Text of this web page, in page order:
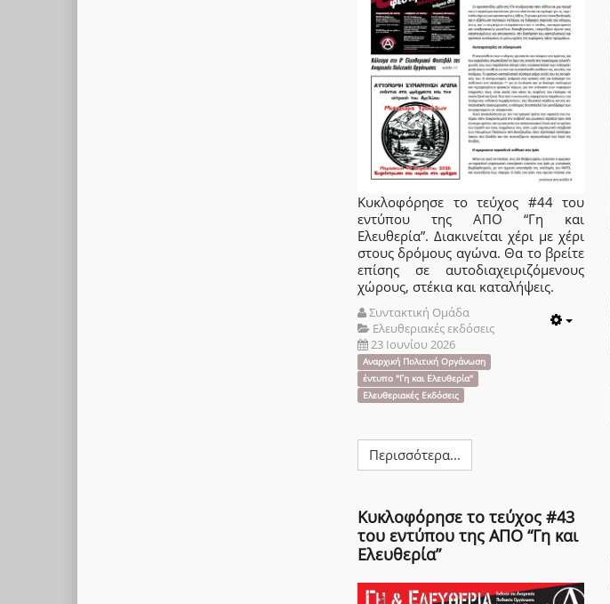
Κυκλοφόρησε το τεύχος #44 του
εντύπου της ΑΠΟ “Γη και
Ελευθερία”. Διακινείται χέρι με χέρι
στους δρόμους αγώνα. Θα το βρείτε
επίσης σε αυτοδιαχειριζόμενους
χώρους, στέκια και καταλήψεις.
Συντακτική Ομάδα
Ελευθεριακές εκδόσεις
23 Ιουνίου 2026
Αναρχική Πολιτική Οργάνωση
έντυπο "Γη και Ελευθερία"
Ελευθεριακές Εκδόσεις
Περισσότερα...
Κυκλοφόρησε το τεύχος #43
του εντύπου της ΑΠΟ “Γη και
Ελευθερία”